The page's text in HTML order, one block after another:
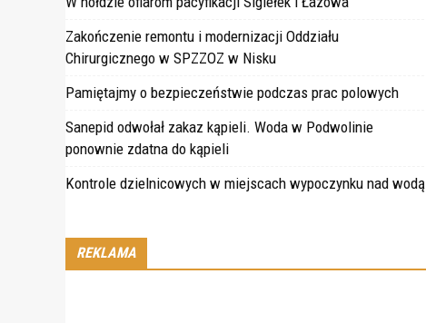
Zakończenie remontu i modernizacji Oddziału
Chirurgicznego w SPZZOZ w Nisku
Pamiętajmy o bezpieczeństwie podczas prac polowych
Sanepid odwołał zakaz kąpieli. Woda w Podwolinie
ponownie zdatna do kąpieli
Kontrole dzielnicowych w miejscach wypoczynku nad wodą
REKLAMA